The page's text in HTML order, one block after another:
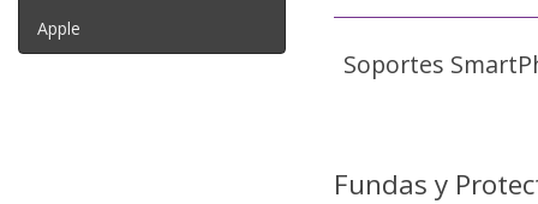
Apple
Soportes
Fundas y